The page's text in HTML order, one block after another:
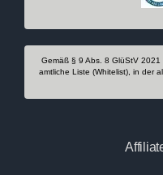
Gemäß § 9 Abs. 8 GlüStV
amtliche Liste (Whitelist), in der